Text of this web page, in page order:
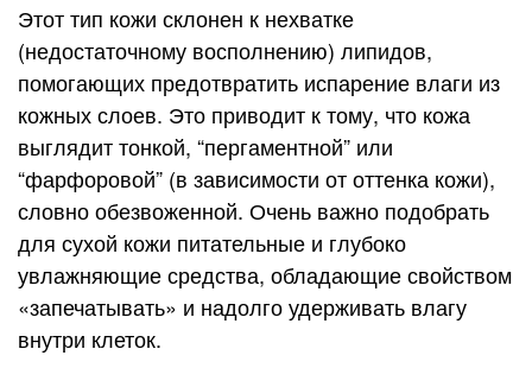
Этот тип кожи склонен к нехватке
(недостаточному восполнению) липидов,
помогающих предотвратить испарение влаги из
кожных слоев. Это приводит к тому, что кожа
выглядит тонкой, “пергаментной” или
“фарфоровой” (в зависимости от оттенка кожи),
словно обезвоженной. Очень важно подобрать
для сухой кожи питательные и глубоко
увлажняющие средства, обладающие свойством
«запечатывать» и надолго удерживать влагу
внутри клеток.